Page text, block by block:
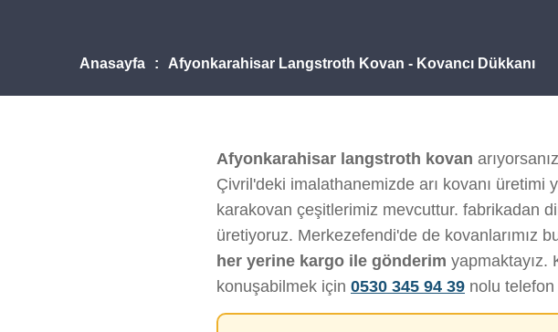
Anasayfa Afyonkarahisar Langstroth Kovan - Kovancı Dükkanı
Afyonkarahisar langstroth kovan
Çivril'deki imalathanemizde arı kovanı üretimi
karakovan çeşitlerimiz mevcuttur. fabrikadan
üretiyoruz. Merkezefendi'de de kovanlarımız
her yerine kargo ile gönderim yapmaktayız.
konuşabilmek için 0530 345 94 39 nolu telefon